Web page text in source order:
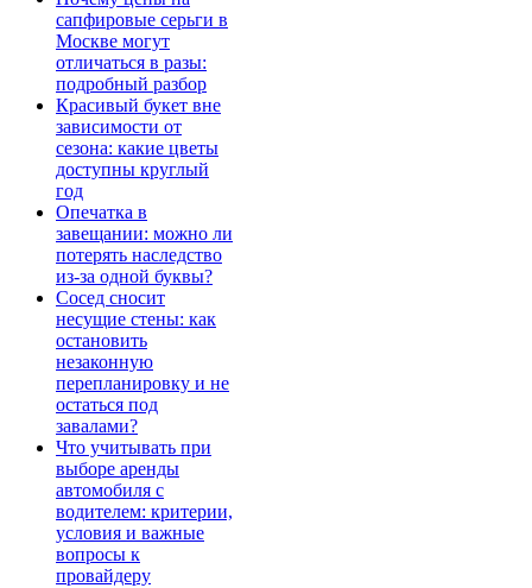
сапфировые серьги в
Москве могут
отличаться в разы:
подробный разбор
Красивый букет вне
зависимости от
сезона: какие цветы
доступны круглый
год
Опечатка в
завещании: можно ли
потерять наследство
из-за одной буквы?
Сосед сносит
несущие стены: как
остановить
незаконную
перепланировку и не
остаться под
завалами?
Что учитывать при
выборе аренды
автомобиля с
водителем: критерии,
условия и важные
вопросы к
провайдеру